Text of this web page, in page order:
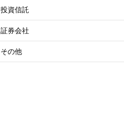
投資信託
証券会社
その他